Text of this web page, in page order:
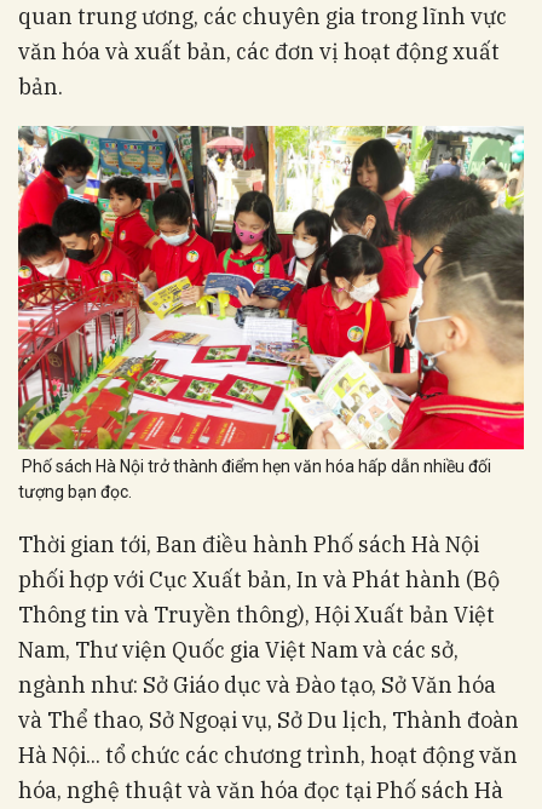
quan trung ương, các chuyên gia trong lĩnh vực
văn hóa và xuất bản, các đơn vị hoạt động xuất
bản.
Phố sách Hà Nội trở thành điểm hẹn văn hóa hấp dẫn nhiều đối
tượng bạn đọc.
Thời gian tới, Ban điều hành Phố sách Hà Nội
phối hợp với Cục Xuất bản, In và Phát hành (Bộ
Thông tin và Truyền thông), Hội Xuất bản Việt
Nam, Thư viện Quốc gia Việt Nam và các sở,
ngành như: Sở Giáo dục và Đào tạo, Sở Văn hóa
và Thể thao, Sở Ngoại vụ, Sở Du lịch, Thành đoàn
Hà Nội... tổ chức các chương trình, hoạt động văn
hóa, nghệ thuật và văn hóa đọc tại Phố sách Hà